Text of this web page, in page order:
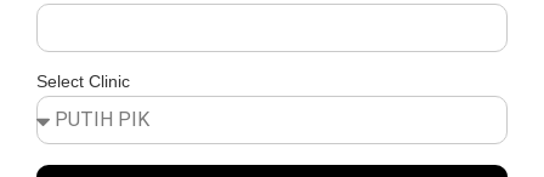
Select Clinic